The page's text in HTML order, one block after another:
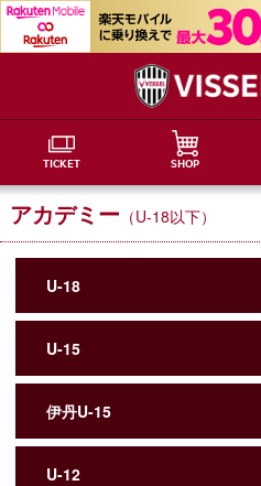
TICKET SHOP
アカデミー （U-18以下）
U-18
U-15
伊丹U-15
U-12